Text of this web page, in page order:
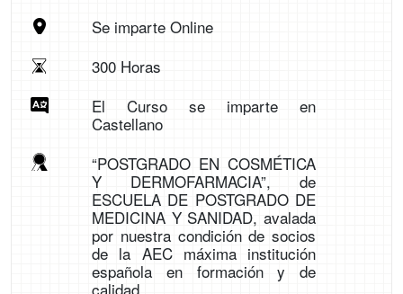
Se imparte Online
300 Horas
El Curso se imparte en
Castellano
“POSTGRADO EN COSMÉTICA
Y DERMOFARMACIA”, de
ESCUELA DE POSTGRADO DE
MEDICINA Y SANIDAD, avalada
por nuestra condición de socios
de la AEC máxima institución
española en formación y de
calidad.